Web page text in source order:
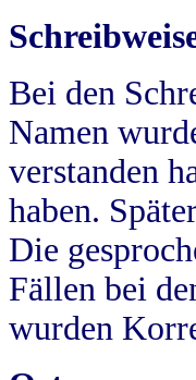
Bei den
Namen
verstanden
haben.
Die
Fällen bei
wurden